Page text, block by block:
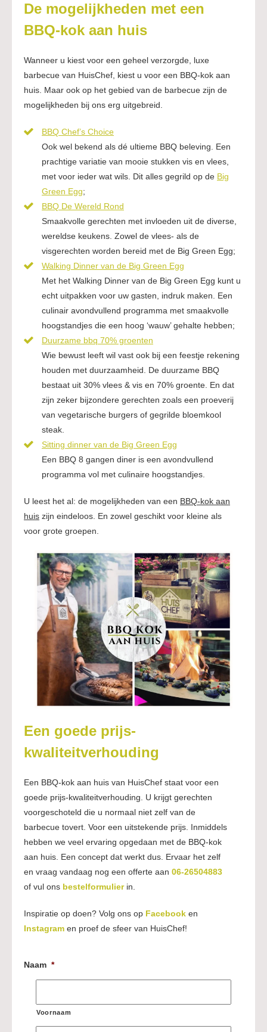
De mogelijkheden met een
BBQ-kok aan huis
Wanneer u kiest voor een geheel verzorgde, luxe
barbecue van HuisChef, kiest u voor een BBQ-kok aan
huis. Maar ook op het gebied van de barbecue zijn de
mogelijkheden bij ons erg uitgebreid.
BBQ Chef’s Choice
Ook wel bekend als dé ultieme BBQ beleving. Een
prachtige variatie van mooie stukken vis en vlees,
met voor ieder wat wils. Dit alles gegrild op de Big
Green Egg;
BBQ De Wereld Rond
Smaakvolle gerechten met invloeden uit de diverse,
wereldse keukens. Zowel de vlees- als de
visgerechten worden bereid met de Big Green Egg;
Walking Dinner van de Big Green Egg
Met het Walking Dinner van de Big Green Egg kunt u
echt uitpakken voor uw gasten, indruk maken. Een
culinair avondvullend programma met smaakvolle
hoogstandjes die een hoog ‘wauw’ gehalte hebben;
Duurzame bbq 70% groenten
Wie bewust leeft wil vast ook bij een feestje rekening
houden met duurzaamheid. De duurzame BBQ
bestaat uit 30% vlees & vis en 70% groente. En dat
zijn zeker bijzondere gerechten zoals een proeverij
van vegetarische burgers of gegrilde bloemkool
steak.
Sitting dinner van de Big Green Egg
Een BBQ 8 gangen diner is een avondvullend
programma vol met culinaire hoogstandjes.
U leest het al: de mogelijkheden van een BBQ-kok aan
huis zijn eindeloos. En zowel geschikt voor kleine als
voor grote groepen.
Een goede prijs-
kwaliteitverhouding
Een BBQ-kok aan huis van HuisChef staat voor een
goede prijs-kwaliteitverhouding. U krijgt gerechten
voorgeschoteld die u normaal niet zelf van de
barbecue tovert. Voor een uitstekende prijs. Inmiddels
hebben we veel ervaring opgedaan met de BBQ-kok
aan huis. Een concept dat werkt dus. Ervaar het zelf
en vraag vandaag nog een offerte aan 06-26504883
of vul ons bestelformulierin.
Inspiratie op doen? Volg ons op Facebook en
Instagram en proef de sfeer van HuisChef!
Naam *
Voornaam